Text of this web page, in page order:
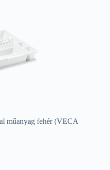
műanyag fehér (VECA